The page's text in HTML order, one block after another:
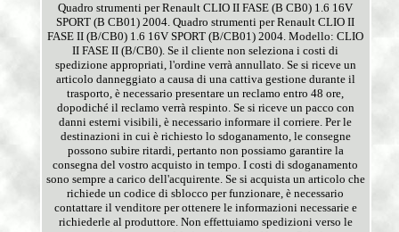
Quadro strumenti per Renault CLIO II FASE (B CB0) 1.6 16V
SPORT (B CB01) 2004. Quadro strumenti per Renault CLIO II
FASE II (B/CB0) 1.6 16V SPORT (B/CB01) 2004. Modello: CLIO
II FASE II (B/CB0). Se il cliente non seleziona i costi di
spedizione appropriati, l'ordine verrà annullato. Se si riceve un
articolo danneggiato a causa di una cattiva gestione durante il
trasporto, è necessario presentare un reclamo entro 48 ore,
dopodiché il reclamo verrà respinto. Se si riceve un pacco con
danni esterni visibili, è necessario informare il corriere. Per le
destinazioni in cui è richiesto lo sdoganamento, le consegne
possono subire ritardi, pertanto non possiamo garantire la
consegna del vostro acquisto in tempo. I costi di sdoganamento
sono sempre a carico dell'acquirente. Se si acquista un articolo che
richiede un codice di sblocco per funzionare, è necessario
contattare il venditore per ottenere le informazioni necessarie e
richiederle al produttore. Non effettuiamo spedizioni verso le